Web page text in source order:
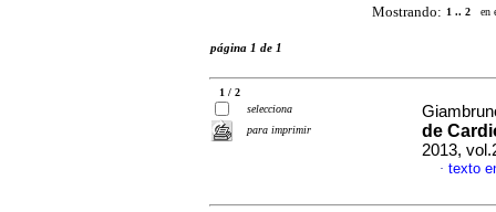
Mostrando: 1 .. 2 en
página 1 de 1
1 / 2
selecciona
para imprimir
de
2013,
· texto